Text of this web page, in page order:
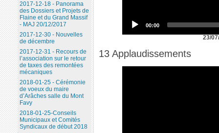
00:00
23/
13 Applaudissements
2017-12-18 - Panorama
des Dossiers et Projets de
Flaine et du Grand Massif
- MAJ 20/12/2017
2017-12-30 - Nouvelles
de décembre
2017-12-31 - Recours de
l’association sur le retour
de taxes des remontées
mécaniques
2018-01-25 - Cérémonie
de voeux du maire
d’Arâches salle du Mont
Favy
2018-01-25-Conseils
Municipaux et Comités
Syndicaux de début 2018